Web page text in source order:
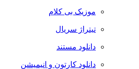
موزیک بی کلام
تیتراژ سریال
دانلود مستند
دانلود کارتون و انیمیشن